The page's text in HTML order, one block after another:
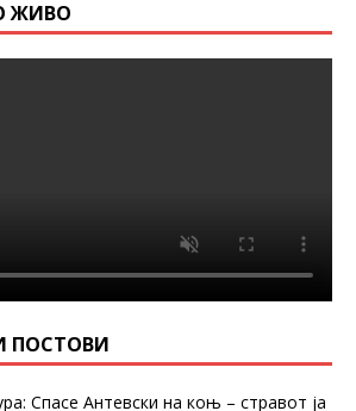
ЖИВО
ПОСТОВИ
Спасе Антевски на коњ – стравот ја